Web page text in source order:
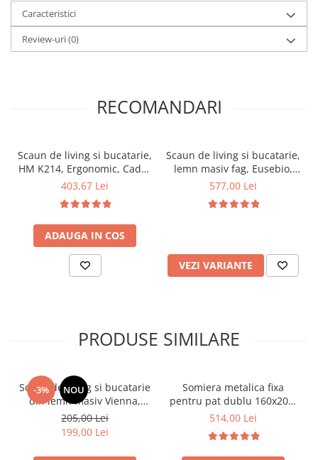
Caracteristici
Review-uri(0)
RECOMANDARI
Scaun de living si bucatarie,
HM K214, Ergonomic, Cadru
Metalic, Piele ecologica, 100
403,67 Lei
ADAUGA IN COS
Scaun de living si bucatarie,
lemn masiv fag, Eusebio,
tapitat cu piele ecologica,
Wenge
577,00 Lei
VEZI VARIANTE
PRODUSE SIMILARE
-3% NOU
Scaun de living si bucatarie
din lemn masiv Vienna,
tapiterie stofa,100 kg,
94x49x40 cm, nuc/bej
205,00 Lei
199,00 Lei
Somiera metalica fixa
pentru pat dublu 160x200,
6 picioare, 32 lamele lemn
saltea ferm, negru
514,00 Lei